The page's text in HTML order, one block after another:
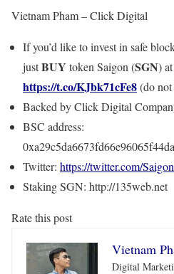
Vietnam Pham – Click Digital
If you’d like to invest in safe
justBUY token Saigon (SGN)
https://t.co/KJbk71cFe8(do
Backed by Click Digital
BSC address:
Twitter: https://twitter.com/
Staking SGN: http://135web.net
Rate this post
Vietnam
Digital